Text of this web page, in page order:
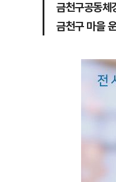
금천구공동
금천구 마을